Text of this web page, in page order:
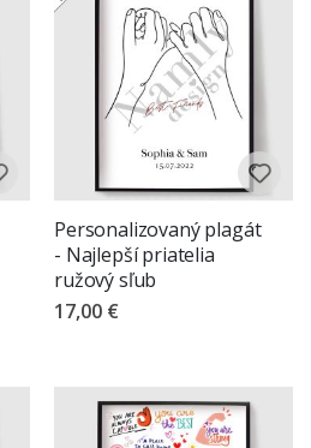
Personalizovaný plagát
- Najlepší priatelia
ružový sľub
17,00 €